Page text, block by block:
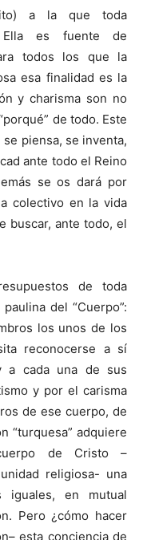
a la que toda
Ella es fuente de
todos los que la
esa finalidad es la
y charisma son no
de todo. Este
piensa, se inventa,
ante todo el Reino
se os dará por
colectivo en la vida
buscar, ante todo, el
de toda
del “Cuerpo”:
los unos de los
reconocerse a sí
a cada una de sus
y por el carisma
de ese cuerpo, de
“turquesa” adquiere
de Cristo –
religiosa- una
iguales, en mutual
Pero ¿cómo hacer
esta conciencia de